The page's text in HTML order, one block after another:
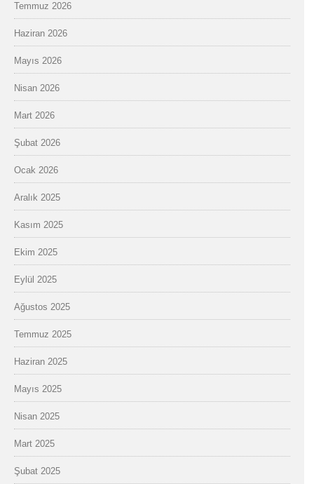
Temmuz 2026
Haziran 2026
Mayıs 2026
Nisan 2026
Mart 2026
Şubat 2026
Ocak 2026
Aralık 2025
Kasım 2025
Ekim 2025
Eylül 2025
Ağustos 2025
Temmuz 2025
Haziran 2025
Mayıs 2025
Nisan 2025
Mart 2025
Şubat 2025